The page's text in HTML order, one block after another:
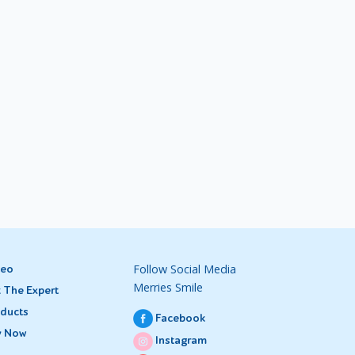
The Expert
Now
Follow Social Media
Merries Smile
Facebook
Instagram